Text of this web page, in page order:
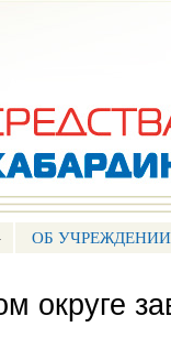
ОБ УЧРЕЖДЕНИИ
округе